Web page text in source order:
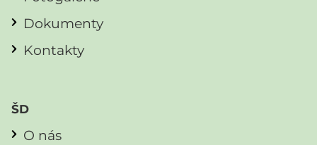
Dokumenty
Kontakty
ŠD
O nás